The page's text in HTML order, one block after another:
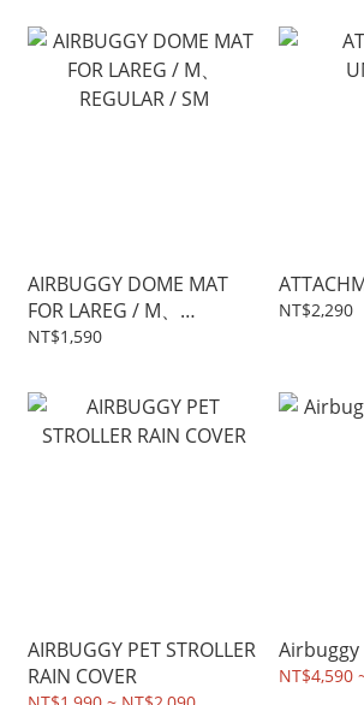
AIRBUGGY DOME MAT
FOR LAREG / M、
REGULAR / SM
NT$1,590
NT$2,290
AIRBUGGY PET STROLLER
RAIN COVER
Airbuggy
NT$4,590